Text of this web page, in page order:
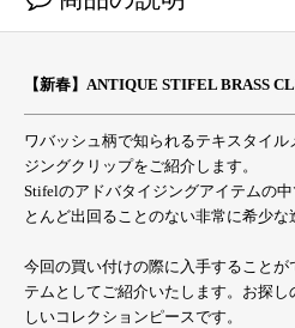
【新春】ANTIQUE STIFEL BRASS
ワバッシュ柄で知られるテキスタイ
ジングクリップをご紹介します。
Stifelのアドバタイジングアイテムの
とんど出回ることのない非常に希少な
今回の買い付けの際に入手すること
テムとしてご紹介いたします。お探
しいコレクションピースです。